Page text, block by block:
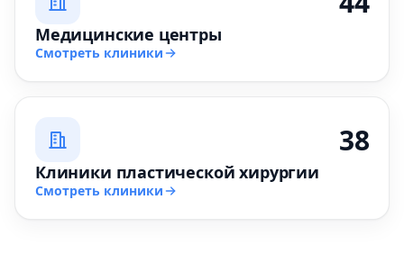
Медицинские центры
Смотреть клиники
38
Клиники пластической хирургии
Смотреть клиники